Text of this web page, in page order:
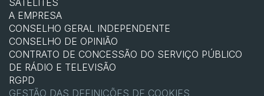
A EMPRESA
CONSELHO GERAL INDEPENDENTE
CONSELHO DE OPINIÃO
CONTRATO DE CONCESSÃO DO SERVIÇO PÚBLICO
DE RÁDIO E TELEVISÃO
RGPD
GESTÃO DAS DEFINIÇÕES DE COOKIES